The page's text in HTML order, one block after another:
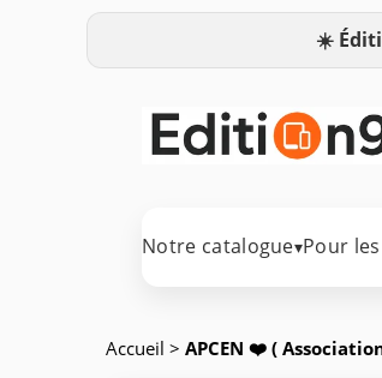
☀️
Notre catalogue▾Pour
Accueil > APCEN ❤️ (